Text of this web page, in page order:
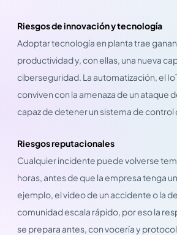
Riesgos de innovación y tecnología
Adoptar tecnología en planta trae
productividad y, con ellas, una nueva
ciberseguridad. La automatización, el
conviven con la amenaza de un ataque
capaz de detener un sistema de control
Riesgos reputacionales
Cualquier incidente puede volverse
horas, antes de que la empresa tenga
ejemplo, el video de un accidente o la
comunidad escala rápido, por eso la
se prepara antes, con vocería y